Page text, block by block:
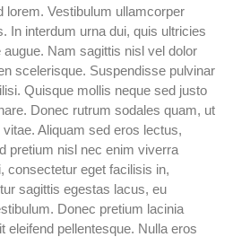
lorem. Vestibulum ullamcorper
In interdum urna dui, quis ultricies
Nam sagittis nisl vel dolor
scelerisque. Suspendisse pulvinar
Quisque mollis neque sed justo
Donec rutrum sodales quam, ut
Aliquam sed eros lectus,
pretium nisl nec enim viverra
consectetur eget facilisis in,
sagittis egestas lacus, eu
Donec pretium lacinia
eleifend pellentesque. Nulla eros